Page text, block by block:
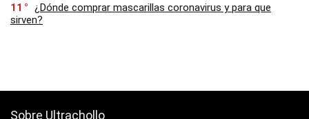
11
¿Dónde comprar mascarillas coronavirus y para que
sirven?
Sobre Ultrachollo